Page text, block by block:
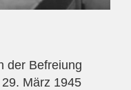
der Befreiung
März 1945